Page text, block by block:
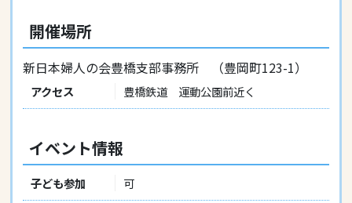
開催場所
新日本婦人の会豊橋支部事務所 （豊岡町123-1）
アクセス 豊橋鉄道 運動公園前近く
イベント情報
子ども参加
可